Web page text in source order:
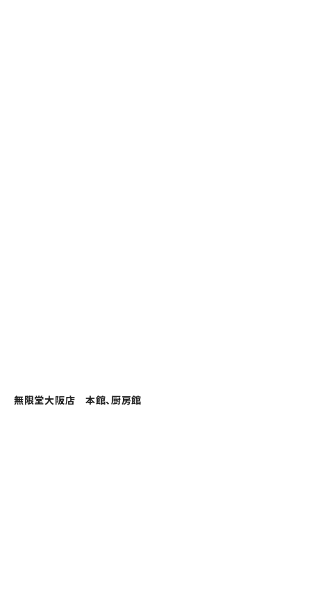
無限堂大阪店 本館、厨房館